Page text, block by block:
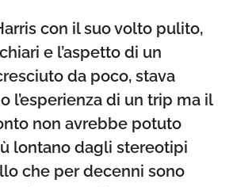
con il suo volto pulito,
e l’aspetto di un
da poco, stava
l’esperienza di un trip ma il
non avrebbe potuto
lontano dagli stereotipi
che per decenni sono